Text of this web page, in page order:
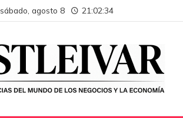
sábado, agosto 8 21:02:35